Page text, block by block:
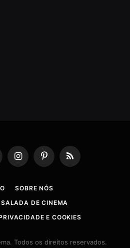
InstagramPinterestRSS
SOBRE NÓS
DE CINEMA
E COOKIES
Todos os direitos reservados.